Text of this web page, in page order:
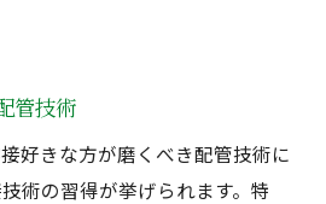
管技術
好きな方が磨くべき配管技術に
術の習得が挙げられます。特